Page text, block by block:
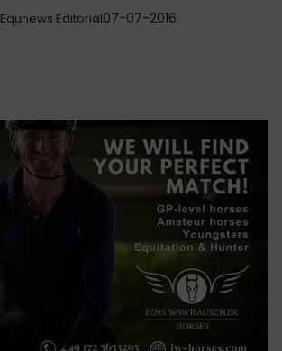
Equnews Editorial07-07-2016